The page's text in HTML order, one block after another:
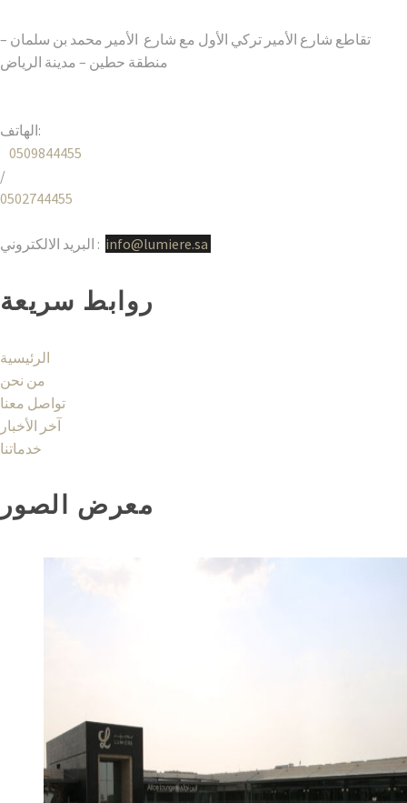
تقاطع شارع الأمير تركي الأول مع شارع الأمير محمد بن سلمان –
منطقة حطين – مدينة الرياض
الهاتف:
0509844455
/
0502744455
البريد الالكتروني : info@lumiere.sa
روابط سريعة
الرئيسية
من نحن
تواصل معنا
آخر الأخبار
خدماتنا
معرض الصور